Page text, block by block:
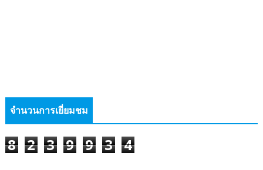
จำนวนการเยี่ยมชม
8 2 3 9 9 3 4